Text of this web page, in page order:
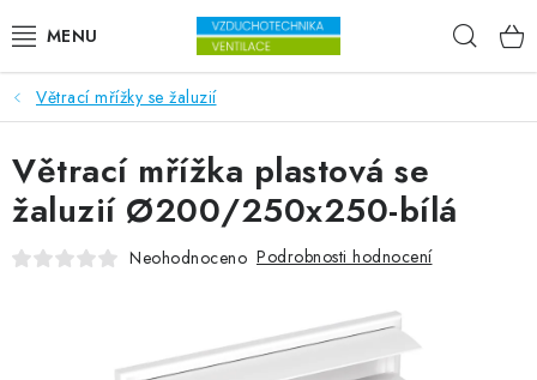
VENTILÁTORY
VZDUCHOTECHNIKA
REKUPERACE
ÚPRAVA VZDUCHU
Větrací mřížky se žaluzií
Větrací mřížka plastová se
žaluzií Ø200/250x250-bílá
Neohodnoceno Podrobnosti hodnocení